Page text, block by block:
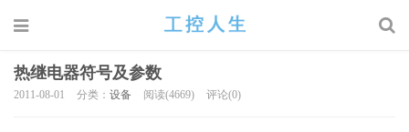
热继电器符号及参数
2011-08-01 分类： 设备 阅读(4669) 评论(0)